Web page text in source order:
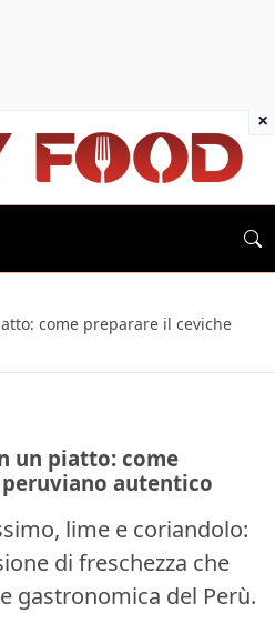
come preparare il ceviche
un piatto: come
autentico
lime e coriandolo:
di freschezza che
gastronomica del Perù.
×